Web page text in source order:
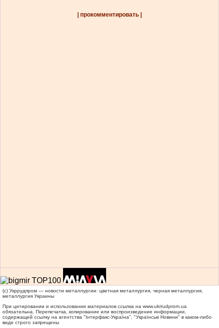
| прокомментировать |
(c) Укррудпром — новости металлургии: цветная металлургия, черная металлургия,
металлургия Украины
При цитировании и использовании материалов ссылка на www.ukrrudprom.ua
обязательна. Перепечатка, копирование или воспроизведение информации,
содержащей ссылку на агентства "Iнтерфакс-Україна", "Українськi Новини" в каком-либо
виде строго запрещены